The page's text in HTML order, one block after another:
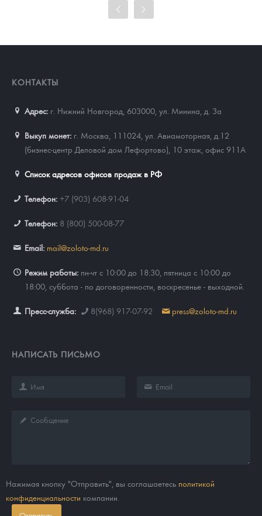
Цена выкупа
КОНТАКТЫ
Адрес: г. Нижний Новгород, 603000 ул. Минина, д. 3а
Выкуп монет: г. Москва, 111024, ул. Авиамоторная, д.12
(бизнес-центр Деловой дом Лефортово), 10 этаж, офис 911А
Список адресов офисов продаж в РФ
Телефон: +7 (903) 608-91-04
Телефон: 8 (800) 500-08-77
Email: mail@zoloto-md.ru
Режим работы: пн-чт с 10:00 до 18:30, пятница с 10:00 до
18:00, суббота - по договоренности, воскресенье - выходной.
Пресс-служба: 8(968) 917-07-92 press@zoloto-md.ru
НАПИСАТЬ ПИСЬМО
Нажимая кнопку "Отправить", вы соглашаетесь политикой
конфиденциальности компании.